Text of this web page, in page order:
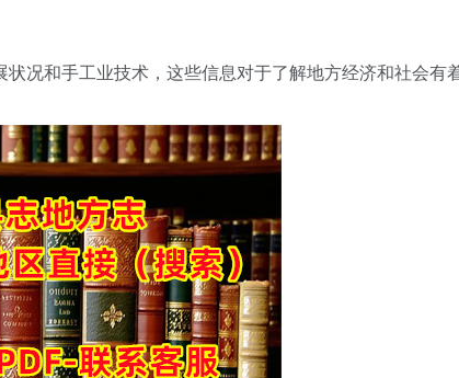
况和手工业技术，这些信息对于了解地方经济和社会有